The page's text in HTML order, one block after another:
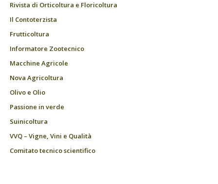
Rivista di Orticoltura e Floricoltura
Il Contoterzista
Frutticoltura
Informatore Zootecnico
Macchine Agricole
Nova Agricoltura
Olivo e Olio
Passione in verde
Suinicoltura
VVQ – Vigne, Vini e Qualità
Comitato tecnico scientifico